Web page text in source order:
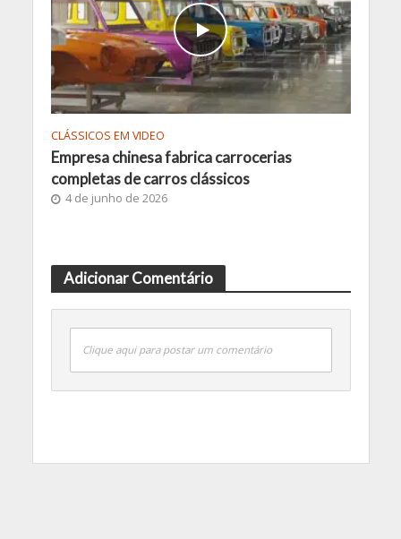
CLÁSSICOS EM VIDEO
Empresa chinesa fabrica carrocerias
completas de carros clássicos
4 de junho de 2026
Adicionar Comentário
Clique aqui para postar um comentário